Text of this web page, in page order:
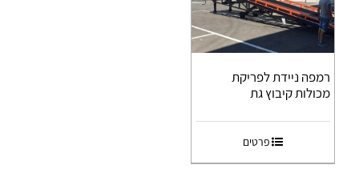
רמפה ניידת לפריקת
מכולות קיבוץ גת
פרטים